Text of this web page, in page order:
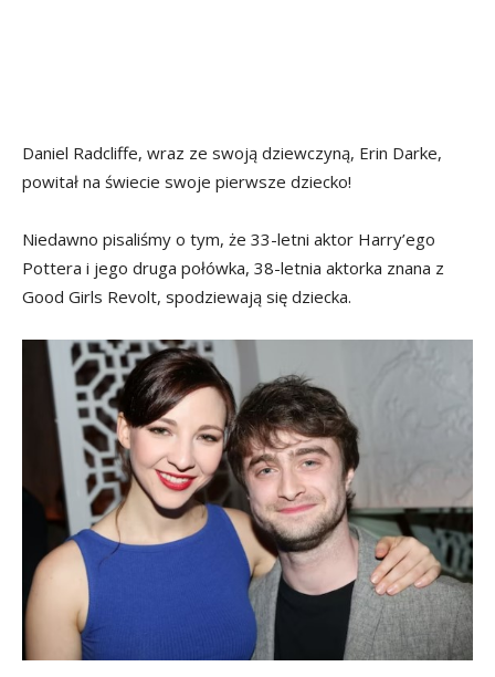
Daniel Radcliffe, wraz ze swoją dziewczyną, Erin Darke,
powitał na świecie swoje pierwsze dziecko!
Niedawno pisaliśmy o tym, że 33-letni aktor Harry’ego
Pottera i jego druga połówka, 38-letnia aktorka znana z
Good Girls Revolt, spodziewają się dziecka.